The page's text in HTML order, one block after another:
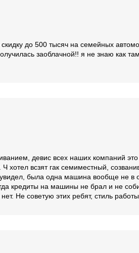
до 500 тысяч на семейных
заоблачной!! я не знаю как
девис всех наших компаний
хотел всзят гак семиместный,
была одна машина вообще не
кредиты на машины не брал и не
Не советую этих ребят, стиль